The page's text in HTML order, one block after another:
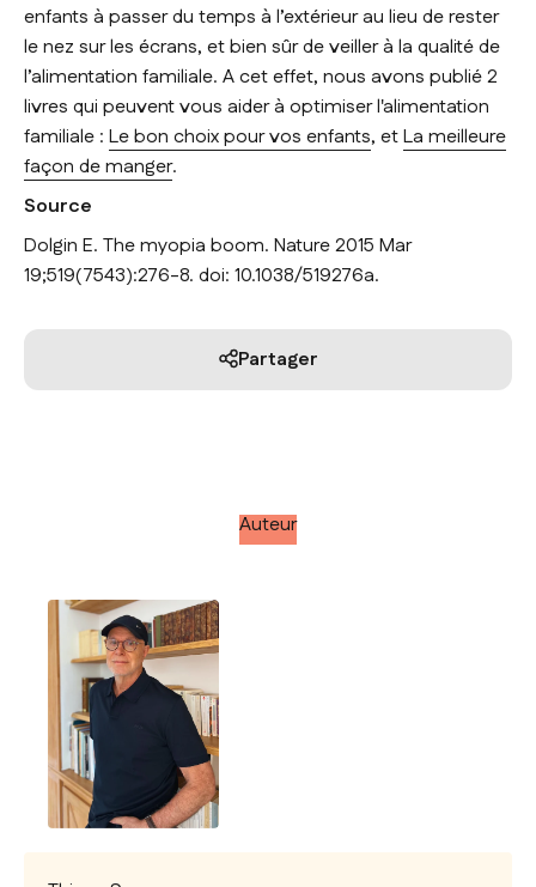
enfants à passer du temps à l’extérieur au lieu de rester
le nez sur les écrans, et bien sûr de veiller à la qualité de
l’alimentation familiale. A cet effet, nous avons publié 2
livres qui peuvent vous aider à optimiser l'alimentation
familiale : Le bon choix pour vos enfants, etLa meilleure
façon de manger.
Source
Dolgin E. The myopia boom. Nature 2015 Mar
19;519(7543):276-8. doi: 10.1038/519276a.
Partager
Auteur